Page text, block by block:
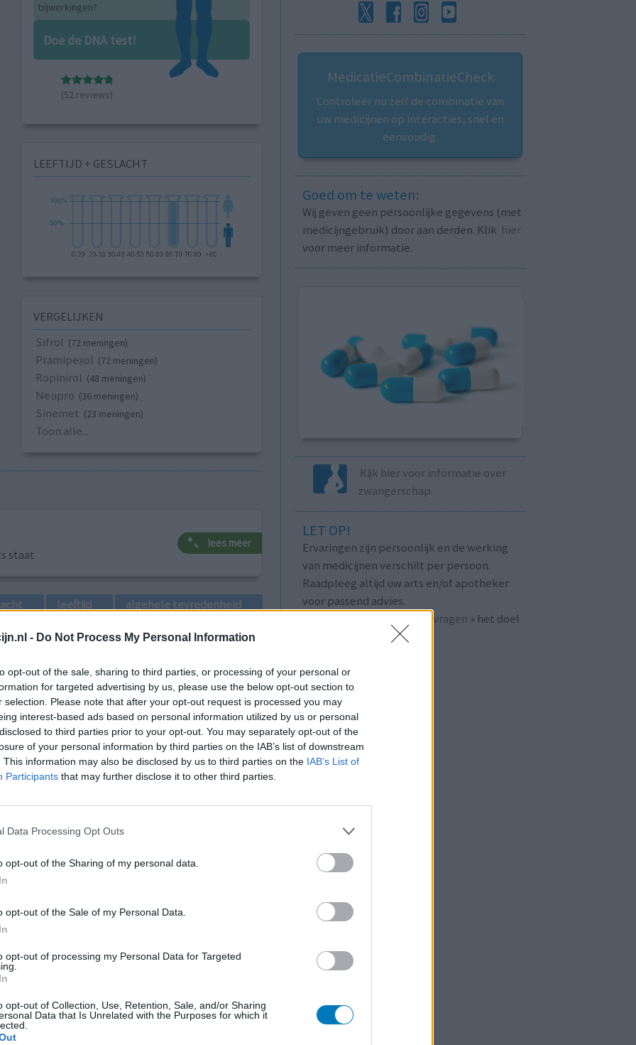
- Do Not Process My Personal Information
opt-out of the sale, sharing to third parties, or processing of your personal or
for targeted advertising by us, please use the below opt-out section to
selection. Please note that after your opt-out request is processed you may
interest-based ads based on personal information utilized by us or personal
to third parties prior to your opt-out. You may separately opt-out of the
of your personal information by third parties on the IAB’s list of downstream
This information may also be disclosed by us to third parties on the IAB’s List of
Participants that may further disclose it to other third parties.
Data Processing Opt Outs
opt-out of the Sharing of my personal data.
opt-out of the Sale of my Personal Data.
opt-out of processing my Personal Data for Targeted
opt-out of Collection, Use, Retention, Sale, and/or Sharing
Data that Is Unrelated with the Purposes for which it
bijwerkingen?
Doe de DNA test!
(52 reviews)
LEEFTIJD + GESLACHT
VERGELIJKEN
Sifrol (72 meningen)
Pramipexol (72 meningen)
Ropinirol (48 meningen)
Neupro (36 meningen)
Sinemet (23 meningen)
Toon alle...
staat
lees meer
leeftijd algehele tevredenheid
1
Effectiviteit
Depressie - antidepressiva SSRI
Depressie - antidepressiva SSRI
Cholesterol
MedicatieCombinatieCheck
Controleer nu zelf de combinatie van
uw medicijnen op interacties, snel en
eenvoudig.
Goed om te weten:
Wij geven geen persoonlijke gegevens (met
medicijngebruik) door aan derden. Klik hier
voor meer informatie.
Kijk hier voor informatie over
zwangerschap.
LET OP!
Ervaringen zijn persoonlijk en de werking
van medicijnen verschilt per persoon.
Raadpleeg altijd uw arts en/of apotheker
voor passend advies.
veelgestelde vragen » het doel
mijnmedicijn.nl.